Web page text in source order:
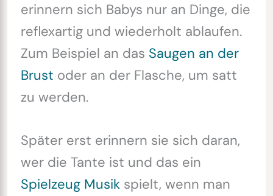
erinnern sich Babys nur an Dinge, die
reflexartig und wiederholt ablaufen.
Zum Beispiel an das Saugen an der
Brust oder an der Flasche, um satt
zu werden.
Später erst erinnern sie sich daran,
wer die Tante ist und das ein
Spielzeug Musikspielt, wenn man